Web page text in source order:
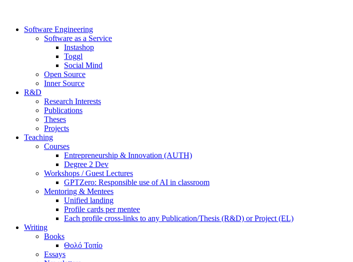
Software Engineering
Software as a Service
Instashop
Toggl
Social Mind
Open Source
Inner Source
R&D
Research Interests
Publications
Theses
Projects
Teaching
Courses
Entrepreneurship & Innovation (AUTH)
Degree 2 Dev
Workshops / Guest Lectures
GPTZero: Responsible use of AI in classroom
Mentoring & Mentees
Unified landing
Profile cards per mentee
Each profile cross-links to any Publication/Thesis (R&D) or Project (EL)
Writing
Books
Θολό Τοπίο
Essays